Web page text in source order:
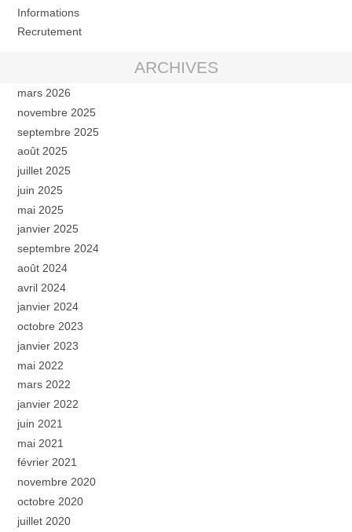
Informations
Recrutement
ARCHIVES
mars 2026
novembre 2025
septembre 2025
août 2025
juillet 2025
juin 2025
mai 2025
janvier 2025
septembre 2024
août 2024
avril 2024
janvier 2024
octobre 2023
janvier 2023
mai 2022
mars 2022
janvier 2022
juin 2021
mai 2021
février 2021
novembre 2020
octobre 2020
juillet 2020